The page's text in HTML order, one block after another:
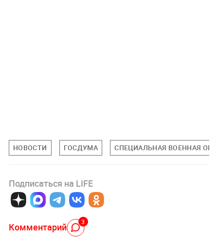
НОВОСТИ ГОСДУМА СПЕЦИАЛЬНАЯ ВОЕННАЯ
Подписаться на LIFE
Комментарий 3